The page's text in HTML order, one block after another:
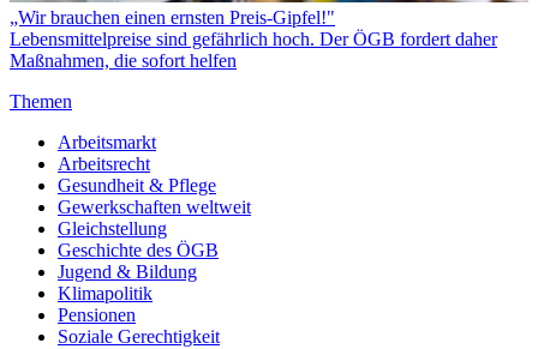
„Wir brauchen einen ernsten Preis-Gipfel!"
Lebensmittelpreise sind gefährlich hoch. Der ÖGB fordert daher
Maßnahmen, die sofort helfen
Themen
Arbeitsmarkt
Arbeitsrecht
Gesundheit & Pflege
Gewerkschaften weltweit
Gleichstellung
Geschichte des ÖGB
Jugend & Bildung
Klimapolitik
Pensionen
Soziale Gerechtigkeit